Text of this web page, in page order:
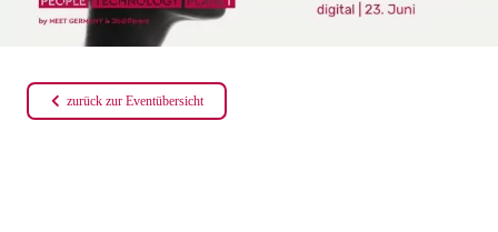
zurück zur Eventübersicht